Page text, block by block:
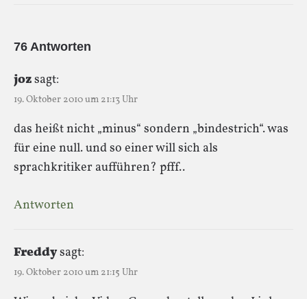
76 Antworten
jozsagt:
19. Oktober 2010 um 21:13 Uhr
das heißt nicht „minus“ sondern „bindestrich“. was
für eine null. und so einer will sich als
sprachkritiker aufführen? pfff..
Antworten
Freddysagt:
19. Oktober 2010 um 21:15 Uhr